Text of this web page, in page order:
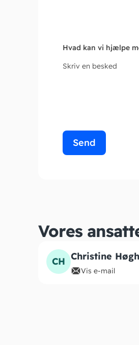
Hvad kan vi hjælpe
Skriv en besked
Send
Vores
CH Christine
Vis e-mail